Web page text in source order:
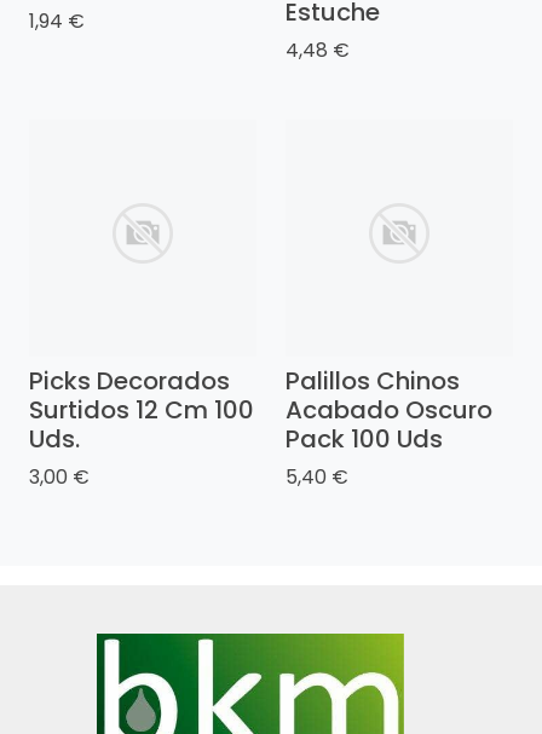
1,94 €
Estuche
4,48 €
Picks Decorados
Surtidos 12 Cm 100
Uds.
3,00 €
Palillos Chinos
Acabado Oscuro
Pack 100 Uds
5,40 €